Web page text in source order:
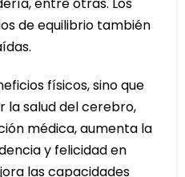
de equilibrio también
físicos, sino que
la salud del cerebro,
médica, aumenta la
y felicidad en
las capacidades